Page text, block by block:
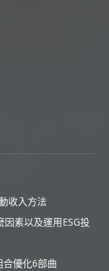
收入方法
因素以及運用ESG投
合優化6部曲